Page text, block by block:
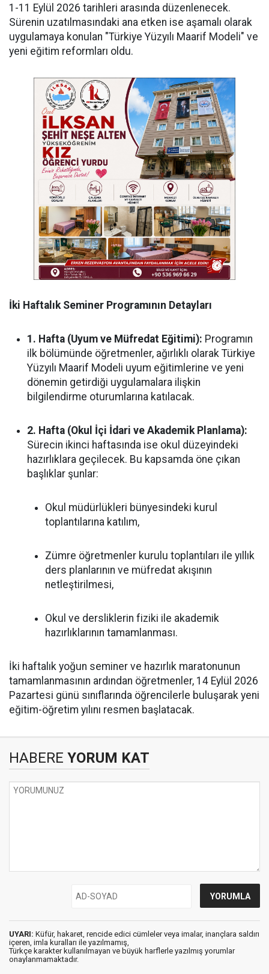
1-11 Eylül 2026 tarihleri arasında düzenlenecek.
Sürenin uzatılmasındaki ana etken ise aşamalı olarak
uygulamaya konulan "Türkiye Yüzyılı Maarif Modeli" ve
yeni eğitim reformları oldu.
İki Haftalık Seminer Programının Detayları
1. Hafta (Uyum ve Müfredat Eğitimi): Programın
ilk bölümünde öğretmenler, ağırlıklı olarak Türkiye
Yüzyılı Maarif Modeli uyum eğitimlerine ve yeni
dönemin getirdiği uygulamalara ilişkin
bilgilendirme oturumlarına katılacak.
2. Hafta (Okul İçi İdari ve Akademik Planlama):
Sürecin ikinci haftasında ise okul düzeyindeki
hazırlıklara geçilecek. Bu kapsamda öne çıkan
başlıklar şunlar:
Okul müdürlükleri bünyesindeki kurul
toplantılarına katılım,
Zümre öğretmenler kurulu toplantıları ile yıllık
ders planlarının ve müfredat akışının
netleştirilmesi,
Okul ve dersliklerin fiziki ile akademik
hazırlıklarının tamamlanması.
İki haftalık yoğun seminer ve hazırlık maratonunun
tamamlanmasının ardından öğretmenler, 14 Eylül 2026
Pazartesi günü sınıflarında öğrencilerle buluşarak yeni
eğitim-öğretim yılını resmen başlatacak.
HABERE YORUM KAT
UYARI: Küfür, hakaret, rencide edici cümleler veya imalar, inançlara saldırı
içeren, imla kuralları ile yazılmamış,
Türkçe karakter kullanılmayan ve büyük harflerle yazılmış yorumlar
onaylanmamaktadır.